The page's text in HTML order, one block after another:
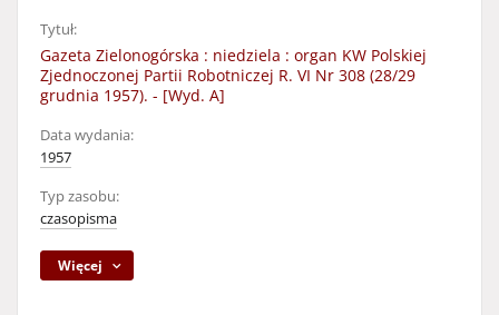
Tytuł:
Gazeta Zielonogórska : niedziela : organ KW Polskiej
Zjednoczonej Partii Robotniczej R. VI Nr 308 (28/29
grudnia 1957). - [Wyd. A]
Data wydania:
1957
Typ zasobu:
czasopisma
Więcej